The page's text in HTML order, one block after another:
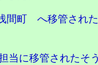
間町 へ移管され
当に移管されたそ